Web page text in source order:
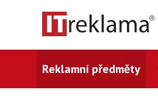
Reklamní předměty